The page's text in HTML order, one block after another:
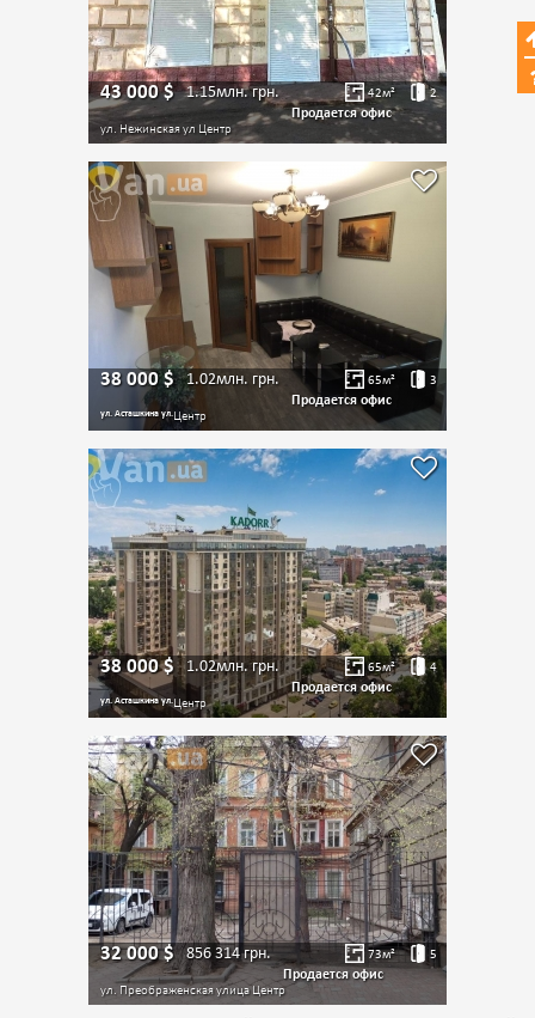
43 000$ 1.15млн.грн. 42м² 2
Продается офис
ул. Нежинская ул Центр
38 000$ 1.02млн. грн. 65м² 3
Продается офис
ул. Асташкина ул.Центр
38 000$ 1.02млн.грн. 65м² 4
Продается офис
ул. Асташкина ул.Центр
32 000$ 856 314грн. 73м² 5
Продается офис
ул. Преображенская улицаЦентр